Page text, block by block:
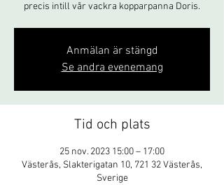
precis intill vår vackra kopparpanna Doris.
Anmälan är stängd
Se andra evenemang
Tid och plats
25 nov. 2023 15:00 – 17:00
Västerås, Slakterigatan 10, 721 32 Västerås,
Sverige